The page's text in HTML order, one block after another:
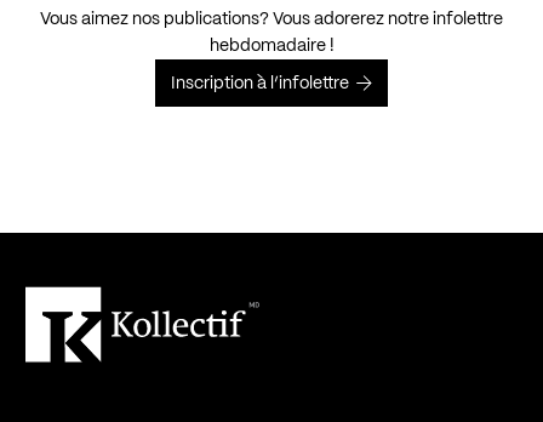
Vous aimez nos publications? Vous adorerez notre infolettre
hebdomadaire !
Inscription à l’infolettre